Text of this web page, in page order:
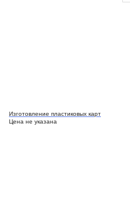
Изготовление пластиковых карт
Цена не указана